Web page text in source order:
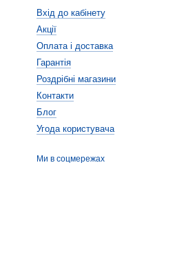
Вхід до кабінету
Акції
Оплата і доставка
Гарантія
Роздрібні магазини
Контакти
Блог
Угода користувача
Ми в соцмережах